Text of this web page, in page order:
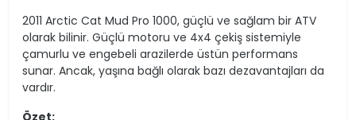
2011 Arctic Cat Mud Pro 1000, güçlü ve sağlam bir ATV
olarak bilinir. Güçlü motoru ve 4x4 çekiş sistemiyle
çamurlu ve engebeli arazilerde üstün performans
sunar. Ancak, yaşına bağlı olarak bazı dezavantajları da
vardır.
Özet: